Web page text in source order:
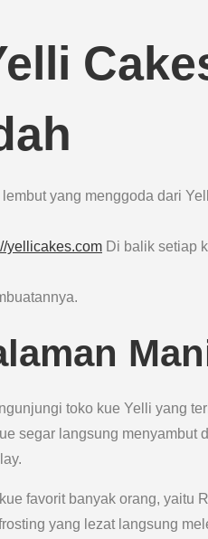
yang menggoda dari
yellicakes.com Di balik setiap
toko kue Yelli yang
segar langsung menyambut
favorit banyak orang, yaitu
yang lezat langsung